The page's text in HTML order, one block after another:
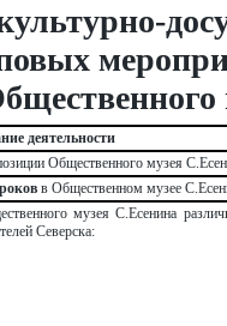
деятельности
Общественного музея
в Общественном музее
музея С.Есенина
Северска: